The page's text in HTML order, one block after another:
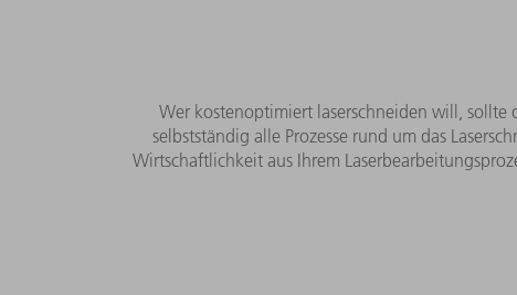
Wer kostenoptimiert laserschneiden will, sollte
selbstständig alle Prozesse rund um das
Wirtschaftlichkeit aus Ihrem